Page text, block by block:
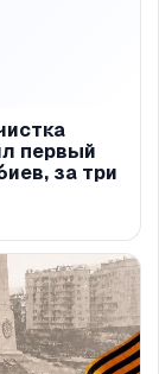
первый
за три